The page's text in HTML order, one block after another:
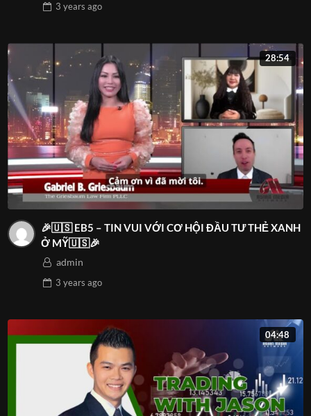
3 years ago
28:54
🎉🇺🇸 EB5 – TIN VUI VỚI CƠ HỘI ĐẦU TƯ THẺ XANH
Ở MỸ🇺🇸🎉
admin
3 years ago
04:48